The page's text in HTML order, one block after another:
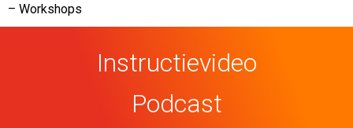
– Workshops
Instructievideo
Podcast